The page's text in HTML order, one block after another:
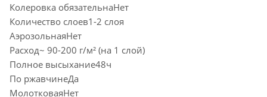
Колеровка обязательнаНет
Количество слоев1-2 слоя
АэрозольнаяНет
Расход~ 90-200 г/м² (на 1 слой)
Полное высыхание48ч
По ржавчинеДа
МолотковаяНет